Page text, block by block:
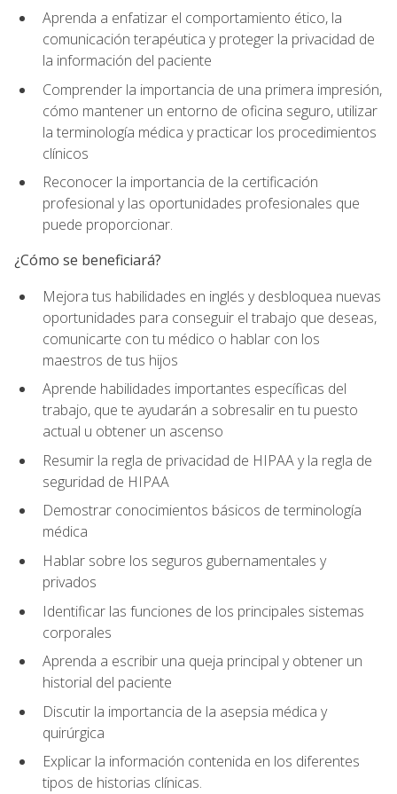
Aprenda a enfatizar el comportamiento ético, la
comunicación terapéutica y proteger la privacidad de
la información del paciente
Comprender la importancia de una primera impresión,
cómo mantener un entorno de oficina seguro, utilizar
la terminología médica y practicar los procedimientos
clínicos
Reconocer la importancia de la certificación
profesional y las oportunidades profesionales que
puede proporcionar.
¿Cómo se beneficiará?
Mejora tus habilidades en inglés y desbloquea nuevas
oportunidades para conseguir el trabajo que deseas,
comunicarte con tu médico o hablar con los
maestros de tus hijos
Aprende habilidades importantes específicas del
trabajo, que te ayudarán a sobresalir en tu puesto
actual u obtener un ascenso
Resumir la regla de privacidad de HIPAA y la regla de
seguridad de HIPAA
Demostrar conocimientos básicos de terminología
médica
Hablar sobre los seguros gubernamentales y
privados
Identificar las funciones de los principales sistemas
corporales
Aprenda a escribir una queja principal y obtener un
historial del paciente
Discutir la importancia de la asepsia médica y
quirúrgica
Explicar la información contenida en los diferentes
tipos de historias clínicas.